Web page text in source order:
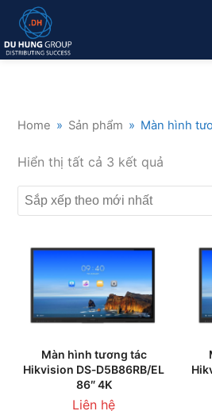
Home » Sản phẩm » Màn hình
Hiển thị tất cả 3 kết quả
sắp
xếp
Màn hình tương tác
Hikvision DS‑D5B86RB/EL
86″ 4K
Liên hệ